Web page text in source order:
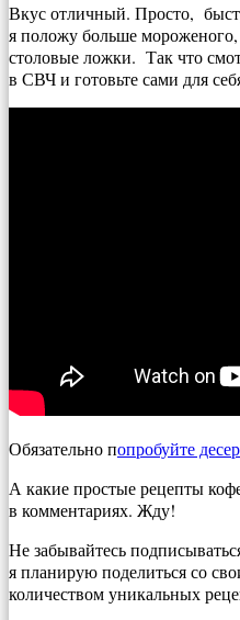
Вкус отличный. Просто,
я положу больше
столовые ложки. Так что
в СВЧ и готовьте сами для
Обязательно попробуйте
А какие простые рецепты
в комментариях. Жду!
Не забывайтесь
я планирую поделиться со
количеством уникальных